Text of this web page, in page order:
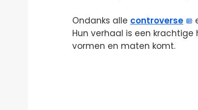
Ondanks alle controverse
Hun verhaal is een
vormen en maten komt.